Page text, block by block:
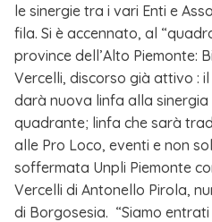
le sinergie tra i vari Enti e
fila. Si è accennato, al
province dell’Alto Piemonte:
Vercelli, discorso già attivo :
darà nuova linfa alla sinergia
quadrante; linfa che sarà
alle Pro Loco, eventi e non
soffermata Unpli Piemonte
Vercelli di Antonello Pirola,
di Borgosesia. “Siamo